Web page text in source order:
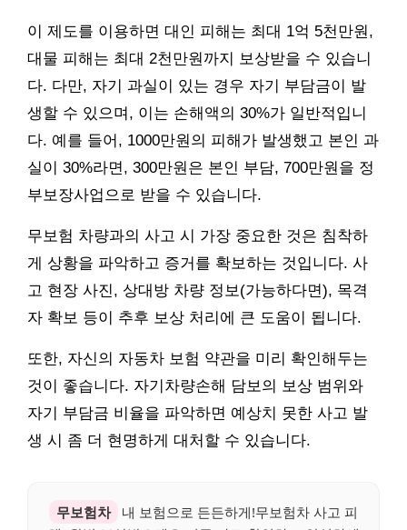
이 제도를 이용하면 대인 피해는 최대 1억 5천만원,
대물 피해는 최대 2천만원까지 보상받을 수 있습니
다. 다만, 자기 과실이 있는 경우 자기 부담금이 발
생할 수 있으며, 이는 손해액의 30%가 일반적입니
다. 예를 들어, 1000만원의 피해가 발생했고 본인 과
실이 30%라면, 300만원은 본인 부담, 700만원을 정
부보장사업으로 받을 수 있습니다.
무보험 차량과의 사고 시 가장 중요한 것은 침착하
게 상황을 파악하고 증거를 확보하는 것입니다. 사
고 현장 사진, 상대방 차량 정보(가능하다면), 목격
자 확보 등이 추후 보상 처리에 큰 도움이 됩니다.
또한, 자신의 자동차 보험 약관을 미리 확인해두는
것이 좋습니다. 자기차량손해 담보의 보상 범위와
자기 부담금 비율을 파악하면 예상치 못한 사고 발
생 시 좀 더 현명하게 대처할 수 있습니다.
무보험차
내 보험으로 든든하게!무보험차 사고 피